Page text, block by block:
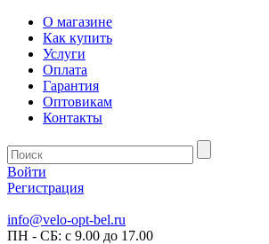
О магазине
Как купить
Услуги
Оплата
Гарантия
Оптовикам
Контакты
Войти
Регистрация
info@velo-opt-bel.ru
ПН - СБ: с 9.00 до 17.00